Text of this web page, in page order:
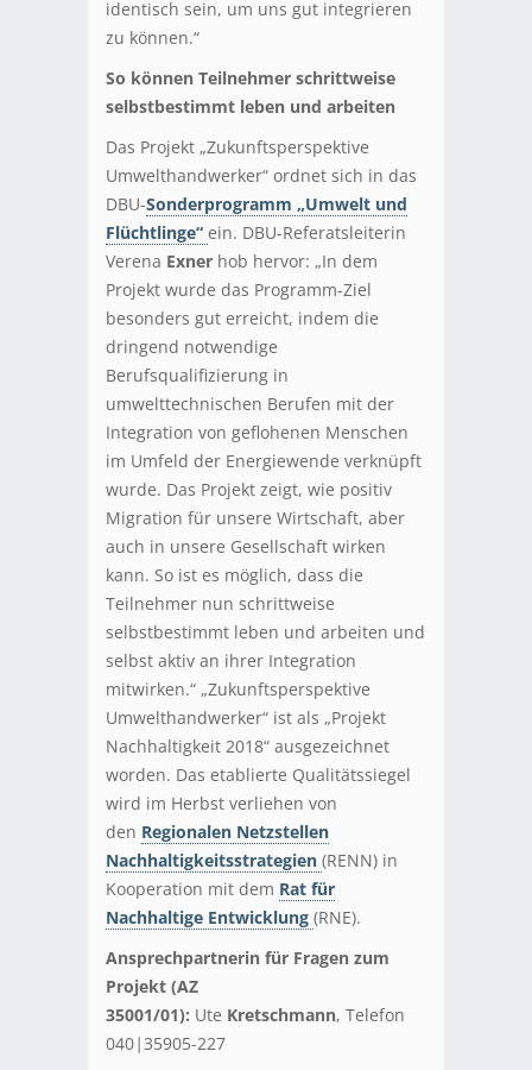
identisch sein, um uns gut integrieren
zu können.“
So können Teilnehmer schrittweise
selbstbestimmt leben und arbeiten
Das Projekt „Zukunftsperspektive
Umwelthandwerker“ ordnet sich in das
DBU-Sonderprogramm „Umwelt und
Flüchtlinge“ ein. DBU-Referatsleiterin
Verena Exner hob hervor: „In dem
Projekt wurde das Programm-Ziel
besonders gut erreicht, indem die
dringend notwendige
Berufsqualifizierung in
umwelttechnischen Berufen mit der
Integration von geflohenen Menschen
im Umfeld der Energiewende verknüpft
wurde. Das Projekt zeigt, wie positiv
Migration für unsere Wirtschaft, aber
auch in unsere Gesellschaft wirken
kann. So ist es möglich, dass die
Teilnehmer nun schrittweise
selbstbestimmt leben und arbeiten und
selbst aktiv an ihrer Integration
mitwirken.“ „Zukunftsperspektive
Umwelthandwerker“ ist als „Projekt
Nachhaltigkeit 2018“ ausgezeichnet
worden. Das etablierte Qualitätssiegel
wird im Herbst verliehen von
den Regionalen Netzstellen
Nachhaltigkeitsstrategien (RENN) in
Kooperation mit dem Rat für
Nachhaltige Entwicklung (RNE).
Ansprechpartnerin für Fragen zum
Projekt (AZ
35001/01): Ute Kretschmann, Telefon
040|35905-227